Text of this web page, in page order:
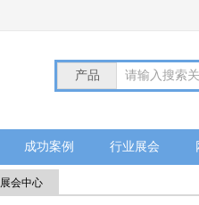
产品 请输入搜索
成功案例 行业展会
展会中心